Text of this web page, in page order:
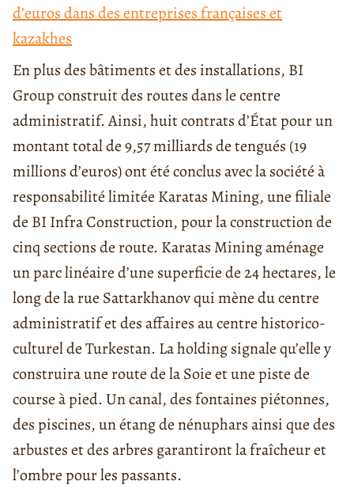
d’euros dans des entreprises françaises et
kazakhes
En plus des bâtiments et des installations, BI
Group construit des routes dans le centre
administratif. Ainsi, huit contrats d’État pour un
montant total de 9,57 milliards de tengués (19
millions d’euros) ont été conclus avec la société à
responsabilité limitée Karatas Mining, une filiale
de BI Infra Construction, pour la construction de
cinq sections de route. Karatas Mining aménage
un parc linéaire d’une superficie de 24 hectares, le
long de la rue Sattarkhanov qui mène du centre
administratif et des affaires au centre historico-
culturel de Turkestan. La holding signale qu’elle y
construira une route de la Soie et une piste de
course à pied. Un canal, des fontaines piétonnes,
des piscines, un étang de nénuphars ainsi que des
arbustes et des arbres garantiront la fraîcheur et
l’ombre pour les passants.